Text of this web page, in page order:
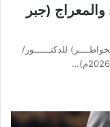
(جبر
للدكتــــــور/